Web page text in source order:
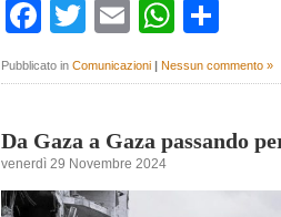
Facebook
TwitterEmail
Pubblicato in Comunicazioni | Nessun commento »
Da Gaza a Gaza passando
venerdì 29 Novembre 2024